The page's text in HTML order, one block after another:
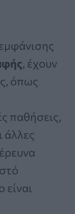
, έχουν
όπως
παθήσεις,
άλλες